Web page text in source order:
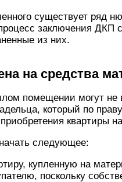
существует ряд
заключения ДКП
из них.
на средства
помещении могут не
который по
квартиры
следующее:
купленную на
поскольку